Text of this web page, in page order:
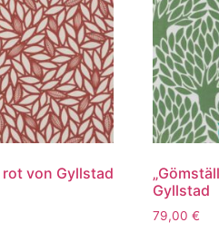
rot von Gyllstad
Gyllstad
79,00€